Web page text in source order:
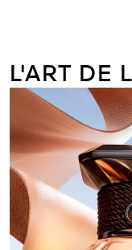
L'ART DE